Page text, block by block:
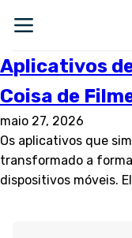
Aplicativos
Coisa de
maio 27, 2026
Os aplicativos que
transformado a
dispositivos móveis.